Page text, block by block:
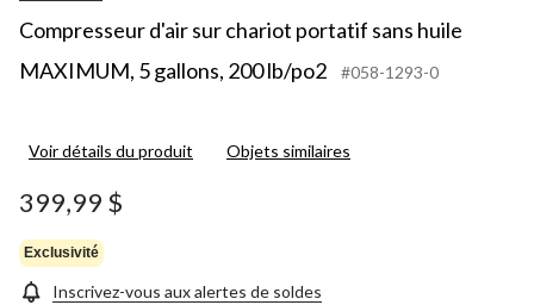
Compresseur d'air sur chariot portatif sans huile
MAXIMUM, 5 gallons, 200 lb/po2
#058-1293-0
Voir détails du produit Objets similaires
399,99 $
Exclusivité
Inscrivez-vous aux alertes de soldes